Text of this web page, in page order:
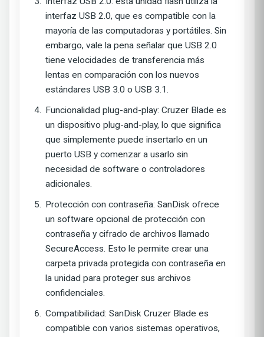
interfaz USB 2.0, que es compatible con la
mayoría de las computadoras y portátiles. Sin
embargo, vale la pena señalar que USB 2.0
tiene velocidades de transferencia más
lentas en comparación con los nuevos
estándares USB 3.0 o USB 3.1.
Funcionalidad plug-and-play: Cruzer Blade es
un dispositivo plug-and-play, lo que significa
que simplemente puede insertarlo en un
puerto USB y comenzar a usarlo sin
necesidad de software o controladores
adicionales.
Protección con contraseña: SanDisk ofrece
un software opcional de protección con
contraseña y cifrado de archivos llamado
SecureAccess. Esto le permite crear una
carpeta privada protegida con contraseña en
la unidad para proteger sus archivos
confidenciales.
Compatibilidad: SanDisk Cruzer Blade es
compatible con varios sistemas operativos,